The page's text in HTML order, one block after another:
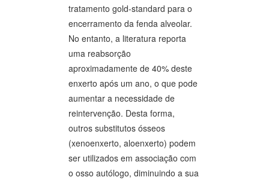
tratamento gold-standard para o
encerramento da fenda alveolar.
No entanto, a literatura reporta
uma reabsorção
aproximadamente de 40% deste
enxerto após um ano, o que pode
aumentar a necessidade de
reintervenção. Desta forma,
outros substitutos ósseos
(xenoenxerto, aloenxerto) podem
ser utilizados em associação com
o osso autólogo, diminuindo a sua